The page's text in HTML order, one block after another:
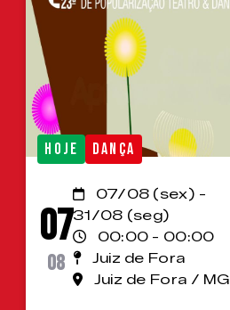
HOJE DANÇA
07
08
07/08 (sex) -
31/08 (seg)
00:00 - 00:00
Juiz de Fora
Juiz de Fora / MG